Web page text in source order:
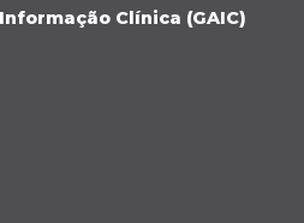
Clínica (GAIC)